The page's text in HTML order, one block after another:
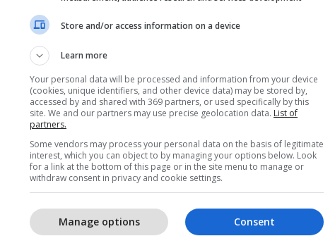
Store and/or access information on a device
Learn more
Your personal data will be processed and information from your device
(cookies, unique identifiers, and other device data) may be stored by,
accessed by and shared with 369 partners, or used specifically by this
site. We and our partners may use precise geolocation data. List of
partners.
Some vendors may process your personal data on the basis of legitimate
interest, which you can object to by managing your options below. Look
for a link at the bottom of this page or in the site menu to manage or
withdraw consent in privacy and cookie settings.
Consent
Manage options